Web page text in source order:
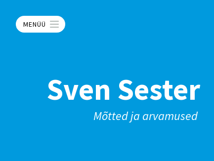
MENÜÜ
Sven Sester
Mõtted ja arvamused